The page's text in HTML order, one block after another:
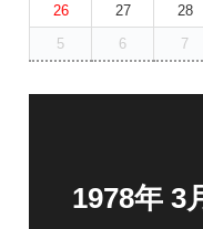
26
27 28
5
6 7
1978年 3